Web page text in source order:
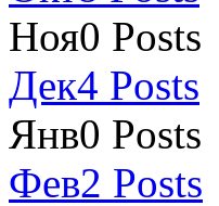
Ноя0 Posts
Дек4 Posts
Янв0 Posts
Фев2 Posts